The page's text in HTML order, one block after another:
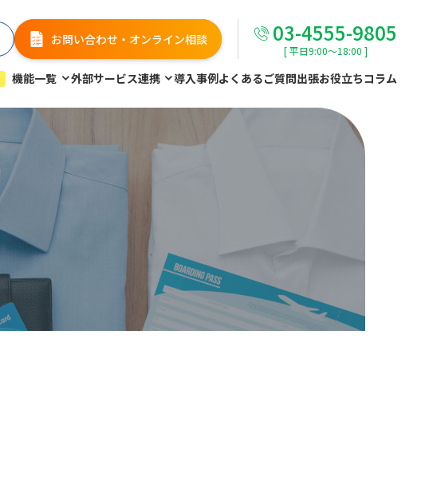
お問い合わせ・オンライン相談 03-4555-9805
[ 平日9:00～18:00 ]
機能一覧 外部サービス連携 導入事例よくあるご質問出張お役立ちコラム